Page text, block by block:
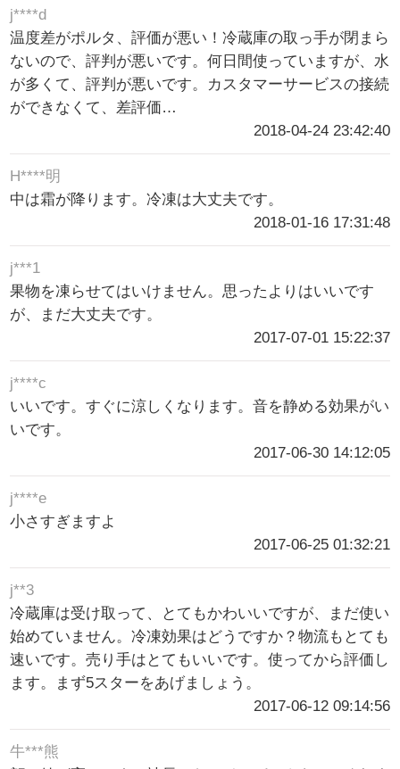
j****d
温度差がポルタ、評価が悪い！冷蔵庫の取っ手が閉まら
ないので、評判が悪いです。何日間使っていますが、水
が多くて、評判が悪いです。カスタマーサービスの接続
ができなくて、差評価…
2018-04-24 23:42:40
H****明
中は霜が降ります。冷凍は大丈夫です。
2018-01-16 17:31:48
j***1
果物を凍らせてはいけません。思ったよりはいいです
が、まだ大丈夫です。
2017-07-01 15:22:37
j****c
いいです。すぐに涼しくなります。音を静める効果がい
いです。
2017-06-30 14:12:05
j****e
小さすぎますよ
2017-06-25 01:32:21
j**3
冷蔵庫は受け取って、とてもかわいいですが、まだ使い
始めていません。冷凍効果はどうですか？物流もとても
速いです。売り手はとてもいいです。使ってから評価し
ます。まず5スターをあげましょう。
2017-06-12 09:14:56
牛***熊